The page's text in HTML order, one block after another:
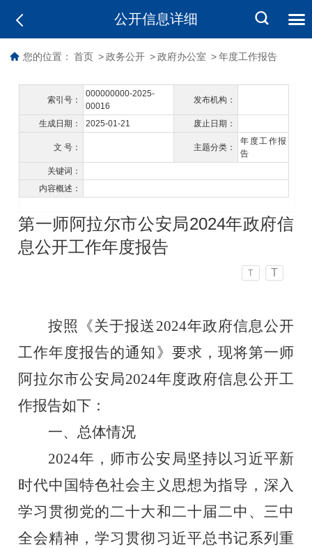
公开信息详细
您的位置： 首页 > 政务公开 > 政府办公室 > 年度工作报告
索引号：
000000000-2025-
00016
发布机构：
生成日期： 2025-01-21 废止日期：
文 号： 主题分类：
年度工作报
告
关键词：
内容概述：
第一师阿拉尔市公安局2024年政府信
息公开工作年度报告
T T
按照《关于报送 2024年政府信息公开
工作年度报告的通知》要求，现将第一师
阿拉尔市公安局2024年度政府信息公开工
作报告如下：
一、总体情况
2024年，师市公安局坚持以习近平新
时代中国特色社会主义思想为指导，深入
学习贯彻党的二十大和二十届二中、三中
全会精神，学习贯彻习近平总书记系列重